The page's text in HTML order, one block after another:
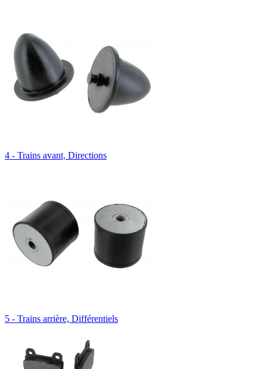
4 - Trains avant, Directions
5 - Trains arrière, Différentiels